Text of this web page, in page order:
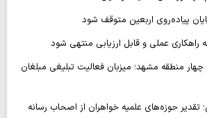
پیاده‌روی اربعین متوقف شود
راهکاری عملی و قابل ارزیابی منتهی شود
چهار منطقه مشهد؛ میزبان فعالیت تبلیغی مبلغان
تقدیر حوزه‌های علمیه خواهران از اصحاب رسانه